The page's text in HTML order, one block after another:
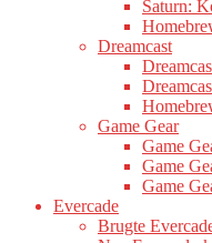
Saturn:
Dreamcast
Game Gear
Game
Game
Game
Evercade
Brugte